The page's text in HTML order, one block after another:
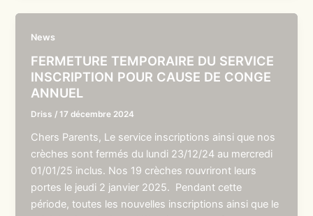
News
FERMETURE TEMPORAIRE DU SERVICE
INSCRIPTION POUR CAUSE DE CONGE
ANNUEL
Driss /17 décembre 2024
Chers Parents, Le service inscriptions ainsi que nos
crèches sont fermés du lundi 23/12/24 au mercredi
01/01/25 inclus. Nos 19 crèches rouvriront leurs
portes le jeudi 2 janvier 2025. Pendant cette
période, toutes les nouvelles inscriptions ainsi que le